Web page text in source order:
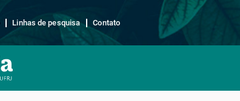
Linhas de pesquisa Contato